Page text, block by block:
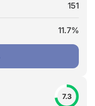
151
11.7%
7.3